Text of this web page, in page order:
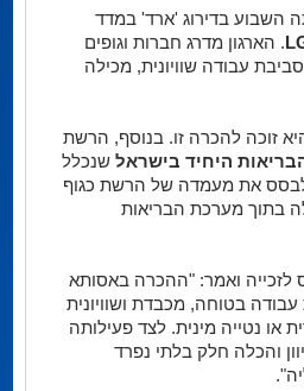
השבוע בדירוג 'ארד' במדד
. הארגון מדרג חברות וגופים
עבודה שוויונית, מכילה
זוכה להכרה זו. בנוסף, הרשת
היחיד בישראל שנכלל
לבסס את מעמדה של הרשת כגוף
בתוך מערכת הבריאות
לזכייה ואמר: "ההכרה באסותא
בטוחה, מכבדת ושוויונית
או נטייה מינית. לצד פעילותה
והכלה חלק בלתי נפרד